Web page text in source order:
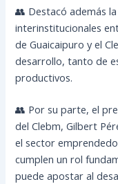
👥 Destacó además
interinstitucionales
de Guaicaipuro y el
desarrollo, tanto de
productivos.
👥 Por su parte, el
del Clebm, Gilbert
el sector
cumplen un rol
puede apostar al